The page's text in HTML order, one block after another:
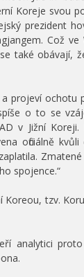
Koreje svou
prezident
Což ve
také obávají,
projeví ochotu
o to se
v Jižní
oficiálně kvůli
spojence.“
tzv.
analytici